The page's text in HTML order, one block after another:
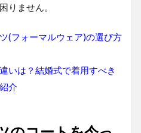
りません。
(フォーマルウェア)の選び方
いは？結婚式で着用すべき
介